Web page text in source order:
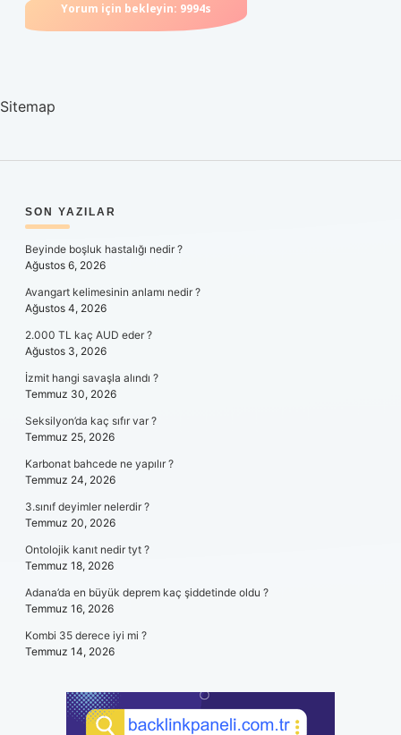
Sitemap
SIDEBAR
SON YAZILAR
Beyinde boşluk hastalığı nedir ?
Ağustos 6, 2026
Avangart kelimesinin anlamı nedir ?
Ağustos 4, 2026
2.000 TL kaç AUD eder ?
Ağustos 3, 2026
İzmit hangi savaşla alındı ?
Temmuz 30, 2026
Seksilyon’da kaç sıfır var ?
Temmuz 25, 2026
Karbonat bahcede ne yapılır ?
Temmuz 24, 2026
3.sınıf deyimler nelerdir ?
Temmuz 20, 2026
Ontolojik kanıt nedir tyt ?
Temmuz 18, 2026
Adana’da en büyük deprem kaç şiddetinde oldu ?
Temmuz 16, 2026
Kombi 35 derece iyi mi ?
Temmuz 14, 2026